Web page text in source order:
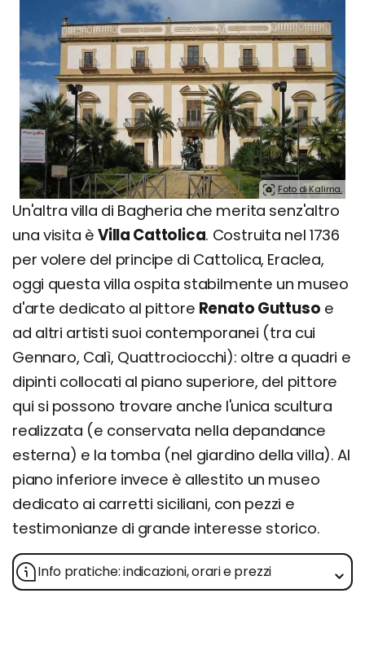
Foto di Kalima.
Un'altra villa di Bagheria che merita senz'altro
una visita è Villa Cattolica. Costruita nel 1736
per volere del principe di Cattolica, Eraclea,
oggi questa villa ospita stabilmente un museo
d'arte dedicato al pittore Renato Guttuso e
ad altri artisti suoi contemporanei (tra cui
Gennaro, Calì, Quattrociocchi): oltre a quadri e
dipinti collocati al piano superiore, del pittore
qui si possono trovare anche l'unica scultura
realizzata (e conservata nella depandance
esterna) e la tomba (nel giardino della villa). Al
piano inferiore invece è allestito un museo
dedicato ai carretti siciliani, con pezzi e
testimonianze di grande interesse storico.
Info pratiche: indicazioni, orari e prezzi